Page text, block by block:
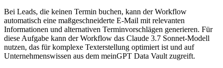
Bei Leads, die keinen Termin buchen, kann der Workflow
automatisch eine maßgeschneiderte E-Mail mit relevanten
Informationen und alternativen Terminvorschlägen generieren. Für
diese Aufgabe kann der Workflow das Claude 3.7 Sonnet-Modell
nutzen, das für komplexe Texterstellung optimiert ist und auf
Unternehmenswissen aus dem meinGPT Data Vault zugreift.